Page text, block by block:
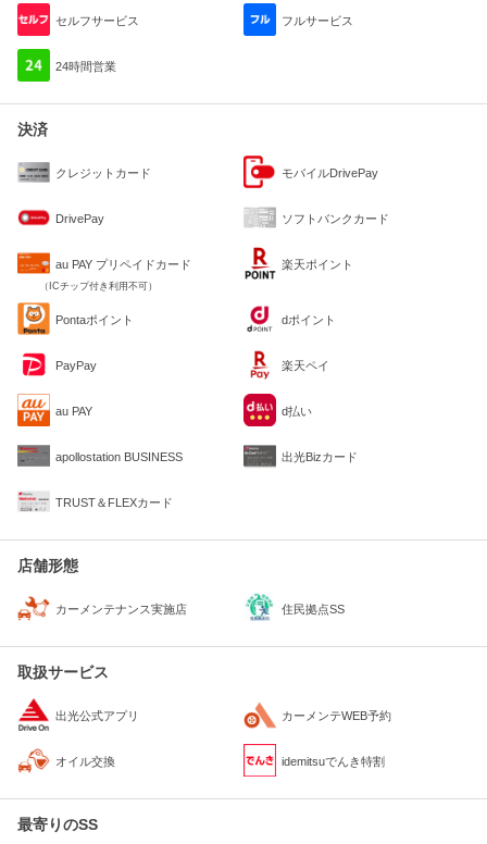
セルフサービス フルサービス
24時間営業
決済
クレジットカード モバイルDrivePay
DrivePay ソフトバンクカード
au PAY プリペイドカード
（ICチップ付き利用不可）
楽天ポイント
Pontaポイント dポイント
PayPay 楽天ペイ
au PAY d払い
apollostation BUSINESS 出光Bizカード
TRUST＆FLEXカード
店舗形態
カーメンテナンス実施店 住民拠点SS
取扱サービス
出光公式アプリ カーメンテWEB予約
オイル交換 idemitsuでんき特割
最寄りのSS